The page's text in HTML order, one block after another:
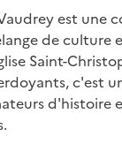
est une
de culture
Saint-
c'est
d'histoire